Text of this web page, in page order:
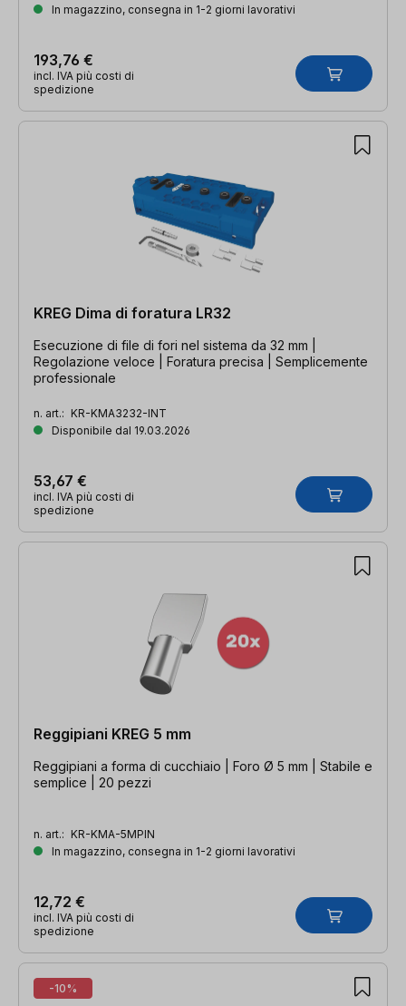
In magazzino, consegna in 1-2 giorni lavorativi
193,76 €
incl. IVA più costi di
spedizione
KREG Dima di foratura LR32
Esecuzione di file di fori nel sistema da 32 mm |
Regolazione veloce | Foratura precisa | Semplicemente
professionale
n. art.: KR-KMA3232-INT
Disponibile dal 19.03.2026
53,67 €
incl. IVA più costi di
spedizione
Reggipiani KREG 5 mm
Reggipiani a forma di cucchiaio | Foro Ø 5 mm | Stabile e
semplice | 20 pezzi
n. art.: KR-KMA-5MPIN
In magazzino, consegna in 1-2 giorni lavorativi
12,72 €
incl. IVA più costi di
spedizione
-10%